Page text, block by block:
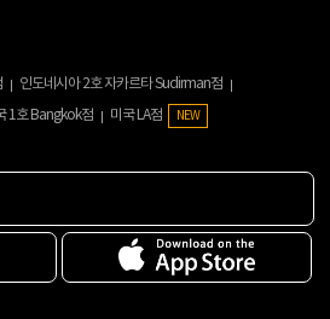
인도네시아 2호 자카르타 Sudirman점
1호 Bangkok점 미국 LA점 NEW